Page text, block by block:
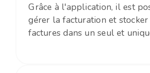
Grâce à l'application, il est
gérer la facturation et stocker
factures dans un seul et